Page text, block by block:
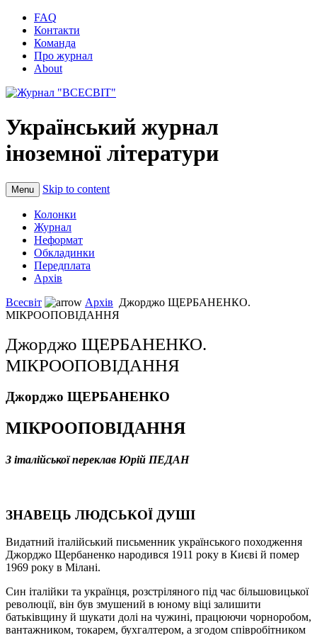
FAQ
Контакти
Команда
Про журнал
About
Український журнал
іноземної літератури
Menu Skip to content
Колонки
Журнал
Неформат
Обкладинки
Передплата
Архів
Всесвіт
Архів Джорджо ЩЕРБАНЕНКО.
МІКРООПОВІДАННЯ
Джорджо ЩЕРБАНЕНКО.
МІКРООПОВІДАННЯ
Джорджо ЩЕРБАНЕНКО
МІКРООПОВІДАННЯ
З італійської переклав Юрій ПЕДАН
ЗНАВЕЦЬ ЛЮДСЬКОЇ ДУШІ
Видатний італійський письменник українського походження
Джорджо Щербаненко народився 1911 року в Києві й помер
1969 року в Мілані.
Син італійки та українця, розстріляного під час більшовицької
революції, він був змушений в юному віці залишити
батьківщину й шукати долі на чужині, працюючи чорноробом,
вантажником, токарем, бухга­лтером, а згодом співробітником